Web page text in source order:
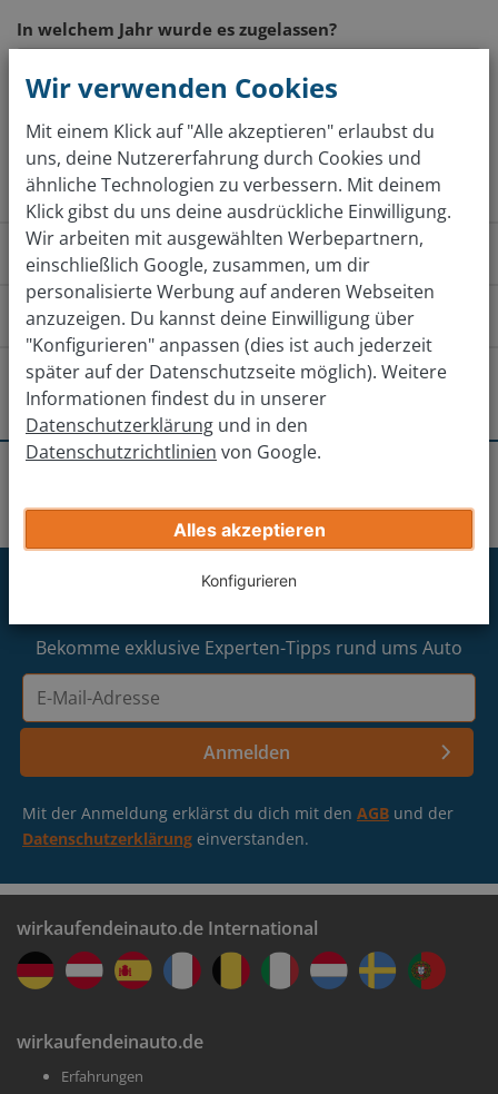
In welchem Jahr wurde es zugelassen?
Jetzt kostenlos bewerten
Wie funktioniert das?
Gib deine Auto-Infos ein
Lass deine Auto-Infos bestätigen
Buche einen Termin in einer Filiale in deiner Nähe
Erhalte dein Geld
Wir kaufen dein Auto in weniger als einer Stunde
Wie komme ich zu der Filiale?
Von Norden Von Süden
Auf der A7 südlich in Richtung Kassel fahren und die
Ausfahrt 77 Kassel-Nord in Richtung Kassel-
Rechts auf die Dresdner Straße und nach 1,7 km links
in die Sandershäuser Straße abbiegen.
Nach 1,3 km links auf B7/Leipziger Straße abbiegen.
Unsere Filiale befindet sich nach 400 m auf der rechten
Gibt es andere Filialen in der Nähe?
Werra Center Eschwege
Göttingen
Northeim
Höxter
Jetzt für unseren Newsletter
Bekomme exklusive Experten-Tipps rund ums Auto
Adresse
Anmelden
Mit der Anmeldung erklärst du dich mit den AGB und der
Datenschutzerklärung einverstanden.
wirkaufendeinauto.de International
wirkaufendeinauto.de
Erfahrungen
Wir verwenden Cookies
Mit einem Klick auf "Alle akzeptieren" erlaubst du
uns, deine Nutzererfahrung durch Cookies und
ähnliche Technologien zu verbessern. Mit deinem
Klick gibst du uns deine ausdrückliche Einwilligung.
Wir arbeiten mit ausgewählten Werbepartnern,
einschließlich Google, zusammen, um dir
personalisierte Werbung auf anderen Webseiten
anzuzeigen. Du kannst deine Einwilligung über
"Konfigurieren" anpassen (dies ist auch jederzeit
später auf der Datenschutzseite möglich). Weitere
Informationen findest du in unserer
Datenschutzerklärung und in den
Datenschutzrichtlinien von Google.
Alles akzeptieren
Konfigurieren